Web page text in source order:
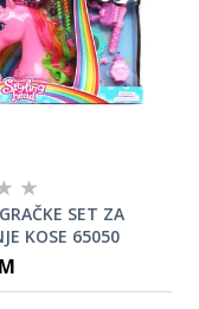
SET ZA
KOSE 65050